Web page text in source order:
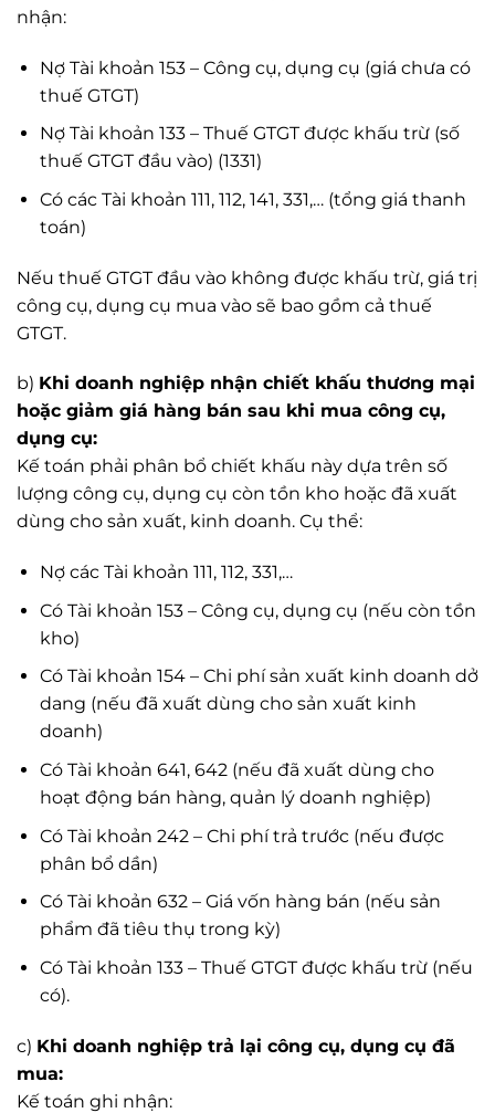
nhận:
Nợ Tài khoản 153 – Công cụ, dụng cụ (giá chưa có
thuế GTGT)
Nợ Tài khoản 133 – Thuế GTGT được khấu trừ (số
thuế GTGT đầu vào) (1331)
Có các Tài khoản 111, 112, 141, 331,… (tổng giá thanh
toán)
Nếu thuế GTGT đầu vào không được khấu trừ, giá trị
công cụ, dụng cụ mua vào sẽ bao gồm cả thuế
GTGT.
b) Khi doanh nghiệp nhận chiết khấu thương mại
hoặc giảm giá hàng bán sau khi mua công cụ,
dụng cụ:
Kế toán phải phân bổ chiết khấu này dựa trên số
lượng công cụ, dụng cụ còn tồn kho hoặc đã xuất
dùng cho sản xuất, kinh doanh. Cụ thể:
Nợ các Tài khoản 111, 112, 331,…
Có Tài khoản 153 – Công cụ, dụng cụ (nếu còn tồn
kho)
Có Tài khoản 154 – Chi phí sản xuất kinh doanh dở
dang (nếu đã xuất dùng cho sản xuất kinh
doanh)
Có Tài khoản 641, 642 (nếu đã xuất dùng cho
hoạt động bán hàng, quản lý doanh nghiệp)
Có Tài khoản 242 – Chi phí trả trước (nếu được
phân bổ dần)
Có Tài khoản 632 – Giá vốn hàng bán (nếu sản
phẩm đã tiêu thụ trong kỳ)
Có Tài khoản 133 – Thuế GTGT được khấu trừ (nếu
có).
c) Khi doanh nghiệp trả lại công cụ, dụng cụ đã
mua:
Kế toán ghi nhận: